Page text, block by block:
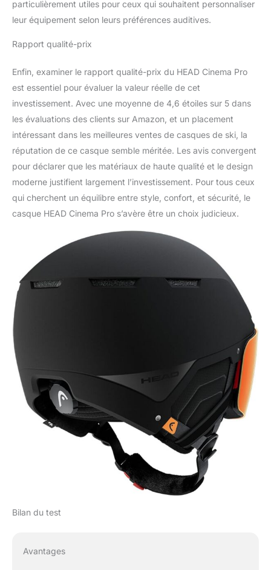
particulièrement utiles pour ceux qui souhaitent personnaliser
leur équipement selon leurs préférences auditives.
Rapport qualité-prix
Enfin, examiner le rapport qualité-prix du HEAD Cinema Pro
est essentiel pour évaluer la valeur réelle de cet
investissement. Avec une moyenne de 4,6 étoiles sur 5 dans
les évaluations des clients sur Amazon, et un placement
intéressant dans les meilleures ventes de casques de ski, la
réputation de ce casque semble méritée. Les avis convergent
pour déclarer que les matériaux de haute qualité et le design
moderne justifient largement l’investissement. Pour tous ceux
qui cherchent un équilibre entre style, confort, et sécurité, le
casque HEAD Cinema Pro s’avère être un choix judicieux.
Bilan du test
Avantages